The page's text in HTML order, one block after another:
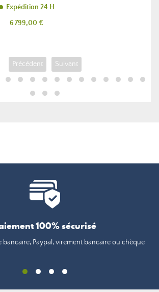
Expédition 24 H
Prix
6 799,00 €
Précédent Suivant
100% sécurisé
bancaire, Paypal, virement bancaire ou chèque